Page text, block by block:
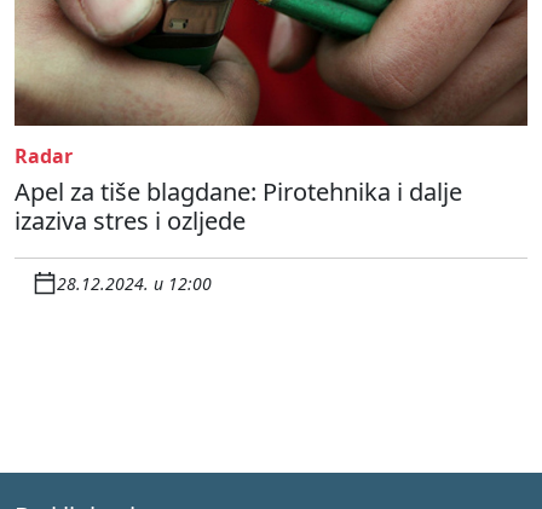
Radar
Apel za tiše blagdane: Pirotehnika i dalje
izaziva stres i ozljede
28.12.2024. u 12:00